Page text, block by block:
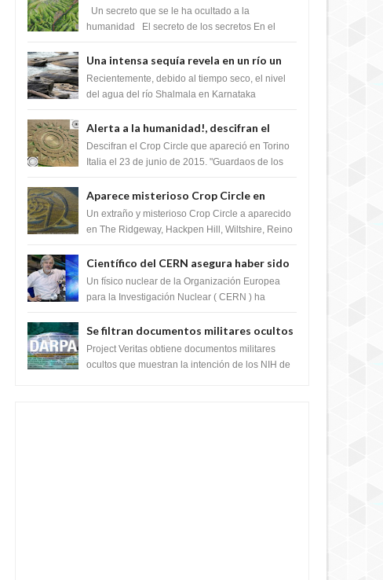
que cambiaría por completo el destino
de la humanidad
Un secreto que se le ha ocultado a la
humanidad El secreto de los secretos En el
m...
Una intensa sequía revela en un río un
impresionante hallazgo de miles de
Shiva Lingas
Recientemente, debido al tiempo seco, el nivel
del agua del río Shalmala en Karnataka
Shiv...
Alerta a la humanidad!, descifran el
mensaje del Crop Circle de Torino ,Italia
Descifran el Crop Circle que apareció en Torino
Italia el 23 de junio de 2015. "Guardaos de los
Aparece misterioso Crop Circle en
Reino Unido 23 de junio 2016
Un extraño y misterioso Crop Circle a aparecido
en The Ridgeway, Hackpen Hill, Wiltshire, Reino
Científico del CERN asegura haber sido
ayudado por seres de luz durante una
prueba del Colisionador de Hadrones
Un físico nuclear de la Organización Europea
para la Investigación Nuclear ( CERN ) ha
corazó...
Se filtran documentos militares ocultos
que muestran la intención de los NIH de
crear el SARS-CoV-2, utilizando la
Project Veritas obtiene documentos militares
ocultos que muestran la intención de los NIH de